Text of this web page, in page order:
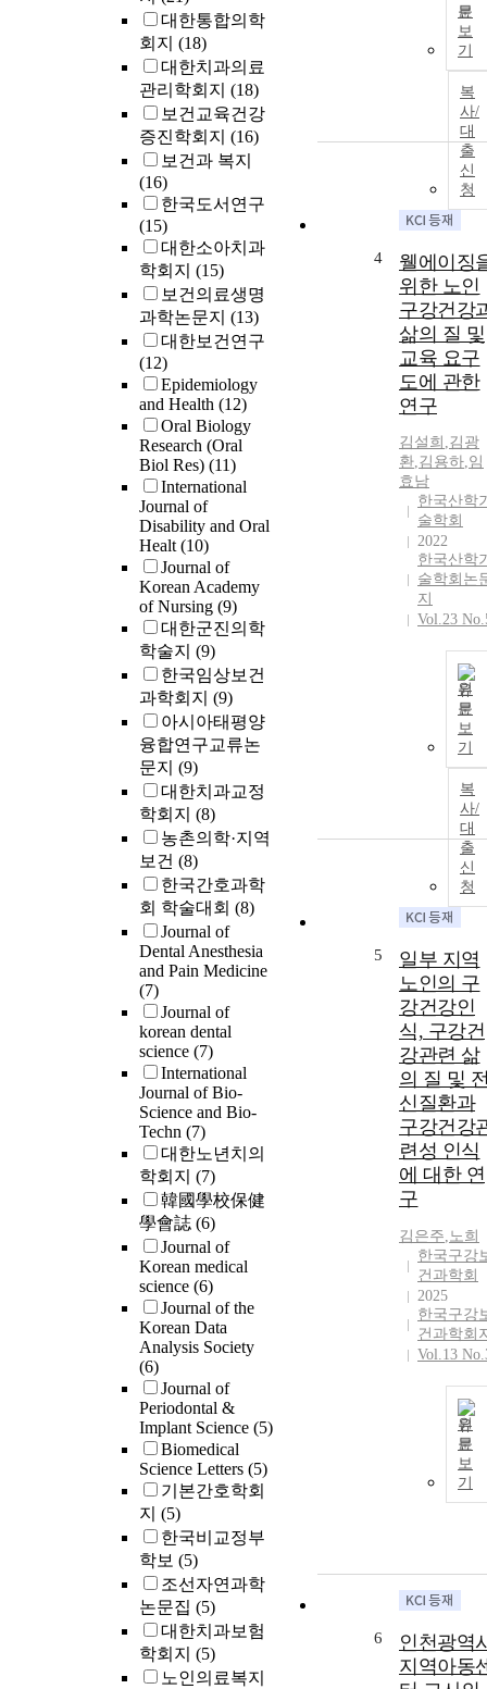
대한통합의학
회지 (18)
대한치과의료
관리학회지 (18)
보건교육건강
증진학회지 (16)
보건과 복지
(16)
한국도서연구
(15)
대한소아치과
학회지 (15)
보건의료생명
과학논문지 (13)
대한보건연구
(12)
Epidemiology
and Health (12)
Oral Biology
Research (Oral
Biol Res) (11)
International
Journal of
Disability and Oral
Healt(10)
Journal of
Korean Academy
of Nursing (9)
대한군진의학
학술지 (9)
한국임상보건
과학회지 (9)
아시아태평양
융합연구교류논
문지 (9)
대한치과교정
학회지 (8)
농촌의학·지역
보건 (8)
한국간호과학
회 학술대회 (8)
Journal of
Dental Anesthesia
and Pain Medicine
(7)
Journal of
korean dental
science (7)
International
Journal of Bio-
Science and Bio-
Techn (7)
대한노년치의
학회지 (7)
韓國學校保健
學會誌 (6)
Journal of
Korean medical
science (6)
Journal of the
Korean Data
Analysis Society
(6)
Journal of
Periodontal &
Implant Science (5)
Biomedical
Science Letters (5)
기본간호학회
지 (5)
한국비교정부
학보 (5)
조선자연과학
논문집 (5)
대한치과보험
학회지 (5)
노인의료복지
문
보
기
복
사/
대
출
신
청
4
웰에이징
위한 노인
구강건강
삶의 질 및
교육 요구
도에 관한
연구
김설희 ,김광
환,김용하,임
효남
한국산학
술학회
2022
한국산학
술학회논
지
Vol.23
원
문
보
기
복
사/
대
출
신
청
5
일부 지역
노인의 구
강건강인
식, 구강건
강관련 삶
의 질 및
신질환과
구강건강
련성 인식
에 대한 연
구
김은주,노희
한국구강
건과학회
2025
한국구강
건과학회
Vol.13
원
문
보
기
6
인천광역
지역아동